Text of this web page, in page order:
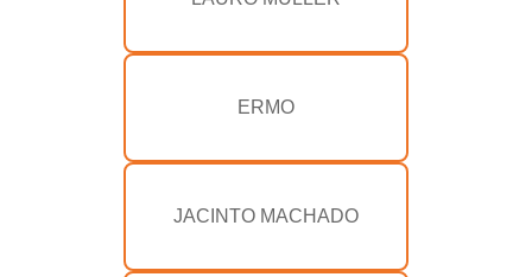
ERMO
JACINTO MACHADO